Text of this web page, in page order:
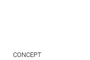
CONCEPT